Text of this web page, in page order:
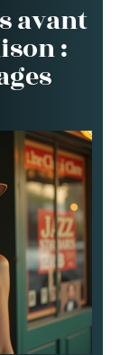
avant
: